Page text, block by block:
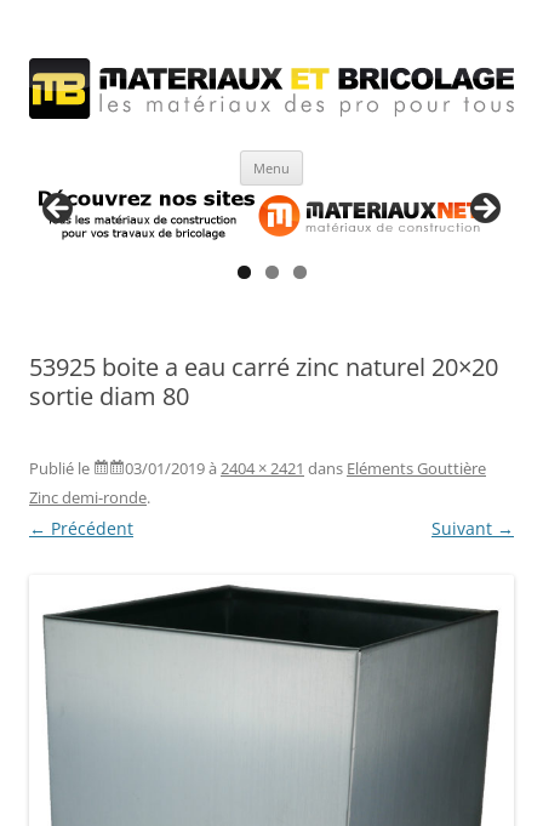
Menu
53925 boite a eau carré zinc naturel 20×20
sortie diam 80
Publié le 03/01/2019à 2404 × 2421 dans Eléments Gouttière
Zinc demi-ronde.
← Précédent Suivant →